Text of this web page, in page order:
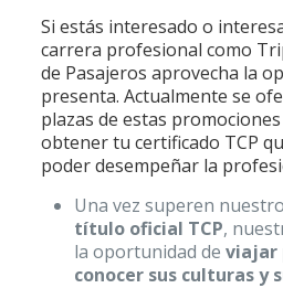
Si estás interesado o
carrera profesional como
de Pasajeros aprovecha la
presenta. Actualmente se
plazas de estas
obtener tu certificado TCP
poder desempeñar la
Una vez superen
título oficial TCP,
la oportunidad de viajar
conocer sus culturas y